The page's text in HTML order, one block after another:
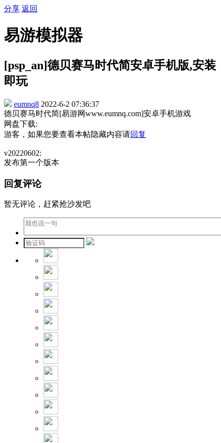
分享 返回
易游模拟器
[psp_an]德贝赛马时代简安卓手机版,安装
即玩
eumnq8 2022-6-2 07:36:37
德贝赛马时代简[易游网www.eumnq.com]安卓手机游戏
网盘下载:
游客，如果您要查看本帖隐藏内容请回复
v20220602:
发布第一个版本
回复评论
暂无评论，赶紧抢沙发吧